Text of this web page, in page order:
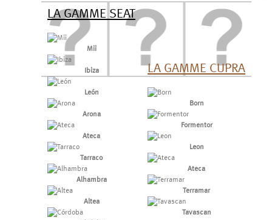
LA GAMME SEAT
Mii
Ibiza
León
Arona
Ateca
Tarraco
Alhambra
Altea
LA GAMME CUPRA
Born
Formentor
Leon
Ateca
Terramar
Tavascan